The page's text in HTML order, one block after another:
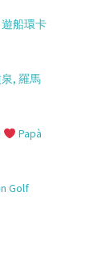
遊船環卡
, 羅馬
Papà
Golf